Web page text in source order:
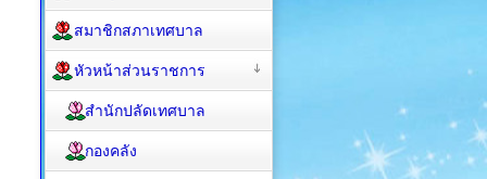
สมาชิกสภาเทศบาล
หัวหน้าส่วนราชการ
สำนักปลัดเทศบาล
กองคลัง